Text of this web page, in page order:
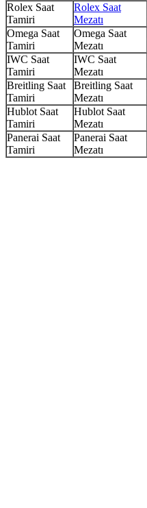
Rolex Saat
Tamiri
Rolex Saat
Mezatı
Omega Saat
Tamiri
Omega Saat
Mezatı
IWC Saat
Tamiri
IWC Saat
Mezatı
Breitling Saat
Tamiri
Breitling Saat
Mezatı
Hublot Saat
Tamiri
Hublot Saat
Mezatı
Panerai Saat
Tamiri
Panerai Saat
Mezatı